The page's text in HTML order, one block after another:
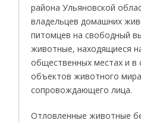
района Ульяновской
владельцев домашних
питомцев на свободный
животные, находящиеся
общественных местах и в
объектов животного
сопровождающего лица.
Отловленные животные